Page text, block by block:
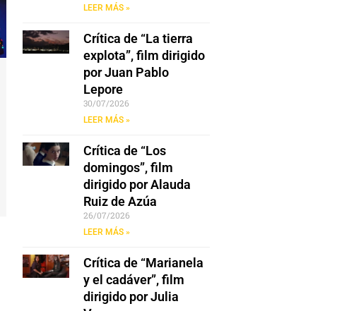
LEER MÁS »
Crítica de “La tierra
explota”, film dirigido
por Juan Pablo
Lepore
30/07/2026
LEER MÁS »
Crítica de “Los
domingos”, film
dirigido por Alauda
Ruiz de Azúa
26/07/2026
LEER MÁS »
Crítica de “Marianela
y el cadáver”, film
dirigido por Julia